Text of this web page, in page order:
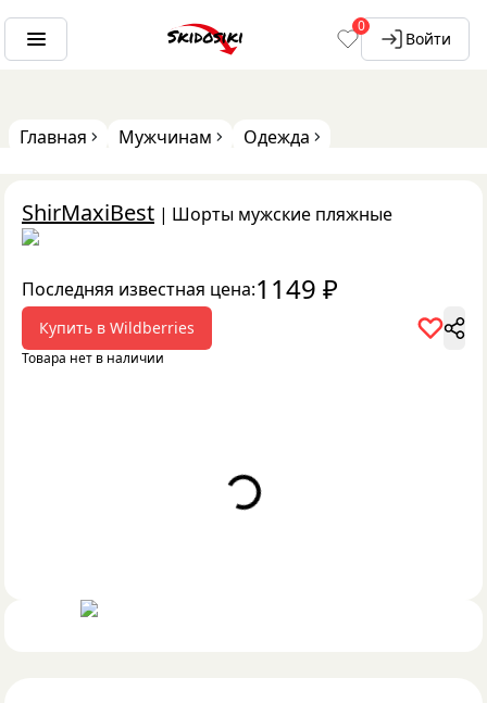
0
Войти
Главная Мужчинам Одежда
ShirMaxiBest | Шорты мужские пляжные
Последняя известная цена:1149 ₽
Купить в Wildberries
Товара нет в наличии
Loading...